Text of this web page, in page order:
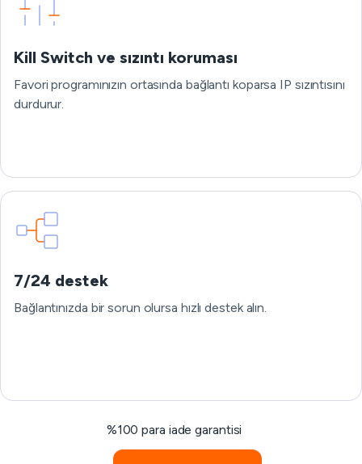
Kill Switch ve sızıntı koruması
Favori programınızın ortasında bağlantı koparsa IP sızıntısını
durdurur.
7/24 destek
Bağlantınızda bir sorun olursa hızlı destek alın.
%100 para iade garantisi